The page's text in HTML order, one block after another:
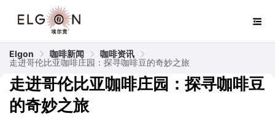
Elgon 咖啡新闻
咖啡资讯
走进哥伦比亚咖啡庄园：探寻咖啡豆的奇妙之旅
走进哥伦比亚咖啡庄园：探寻咖啡豆
的奇妙之旅